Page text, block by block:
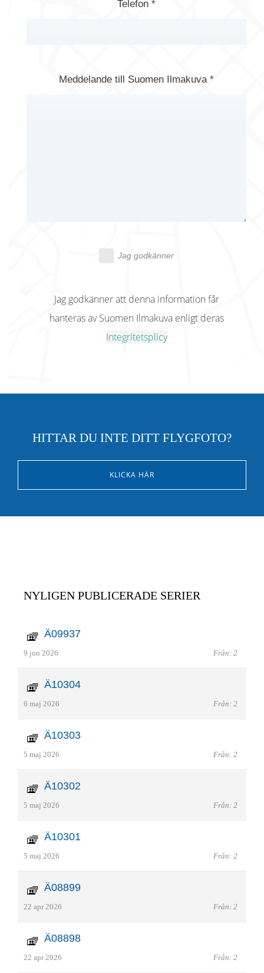
Telefon *
Meddelande till Suomen Ilmakuva *
Jag godkänner
Jag godkänner att denna information får
hanteras av Suomen Ilmakuva enligt deras
Integritetsplicy
HITTAR DU INTE DITT FLYGFOTO?
KLICKA HÄR
NYLIGEN PUBLICERADE SERIER
Ä09937
9 jun 2026 Från: 2
Ä10304
6 maj 2026 Från: 2
Ä10303
5 maj 2026 Från: 2
Ä10302
5 maj 2026 Från: 2
Ä10301
5 maj 2026 Från: 2
Ä08899
22 apr 2026 Från: 2
Ä08898
22 apr 2026 Från: 2